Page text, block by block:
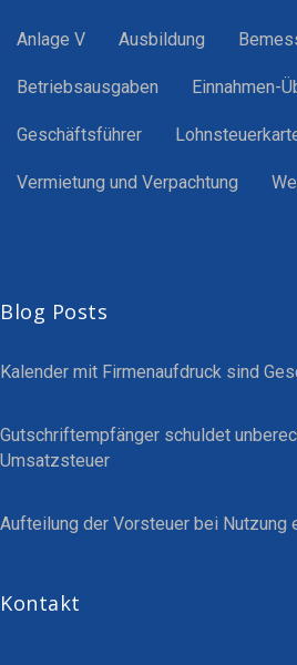
Anlage V Ausbildung
Betriebsausgaben Einnahmen-
Geschäftsführer
Vermietung und Verpachtung
Blog Posts
Kalender mit Firmenaufdruck sind
Gutschriftempfänger schuldet
Umsatzsteuer
Aufteilung der Vorsteuer bei Nutzung
Kontakt